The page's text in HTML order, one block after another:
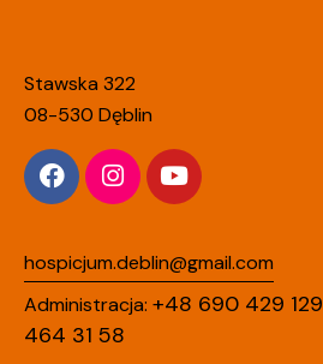
Stawska 322
08-530 Dęblin
hospicjum.deblin@gmail.com
Administracja: +48 690 429 129
464 31 58